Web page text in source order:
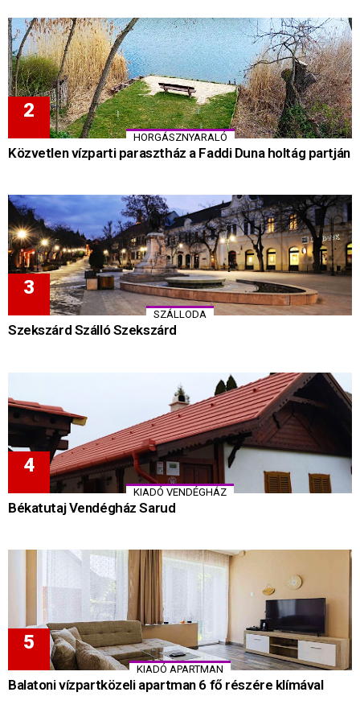
HORGÁSZNYARALÓ
Közvetlen vízparti parasztház a Faddi Duna holtág partján
SZÁLLODA
Szekszárd Szálló Szekszárd
KIADÓ VENDÉGHÁZ
Békatutaj Vendégház Sarud
KIADÓ APARTMAN
Balatoni vízpartközeli apartman 6 fő részére klímával